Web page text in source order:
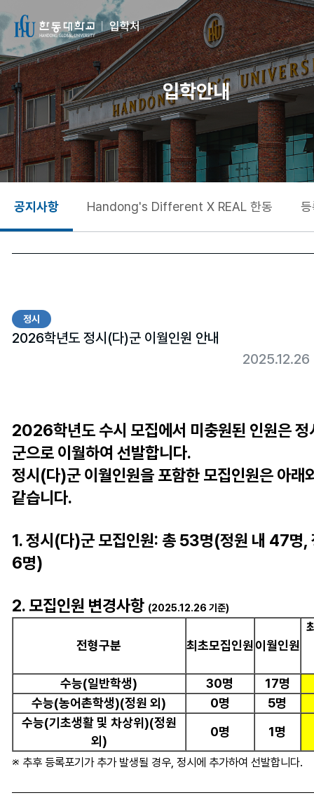
입학안내
공지사항 Handong's Different X REAL 한동
정시
2026학년도 정시(다)군 이월인원 안내
2026학년도 수시 모집에서 미충원된 인원은
군으로 이월하여 선발합니다.
정시(다)군 이월인원을 포함한 모집인원은 아래
같습니다.
1. 정시(다)군 모집인원: 총 53명(정원 내 47명,
6명)
2. 모집인원 변경사항 (2025.12.26 기준)
전형구분 최초모집인원이월인원
수능(일반학생) 30명
17명
수능(농어촌학생)(정원 외)
0명
5명
수능(기초생활 및 차상위)(정원
외)
0명 1명
※ 추후 등록포기가 추가 발생될 경우, 정시에 추가하여 선발합니다.